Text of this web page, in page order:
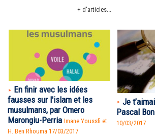
+ d'articles...
En finir avec les idées
fausses sur l'islam et les
musulmans, par Omero
Marongiu-Perria Imane Youssfi et
H. Ben Rhouma 17/03/2017
Je
Pascal
10/03/2017